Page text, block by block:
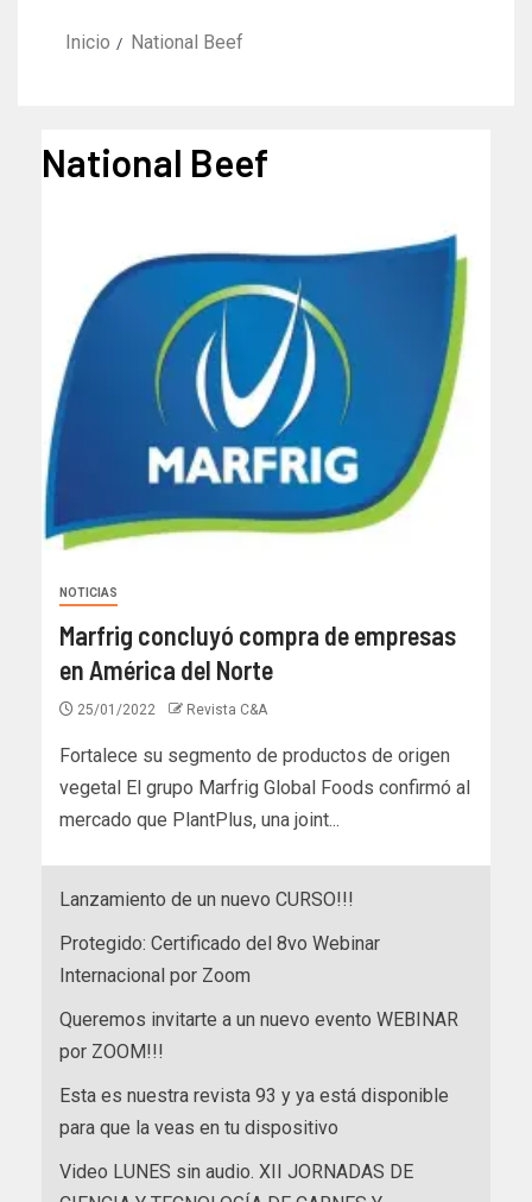
Inicio National Beef
National Beef
NOTICIAS
Marfrig concluyó compra de empresas
en América del Norte
25/01/2022 Revista C&A
Fortalece su segmento de productos de origen
vegetal El grupo Marfrig Global Foods confirmó al
mercado que PlantPlus, una joint...
Lanzamiento de un nuevo CURSO!!!
Protegido: Certificado del 8vo Webinar
Internacional por Zoom
Queremos invitarte a un nuevo evento WEBINAR
por ZOOM!!!
Esta es nuestra revista 93 y ya está disponible
para que la veas en tu dispositivo
Video LUNES sin audio. XII JORNADAS DE